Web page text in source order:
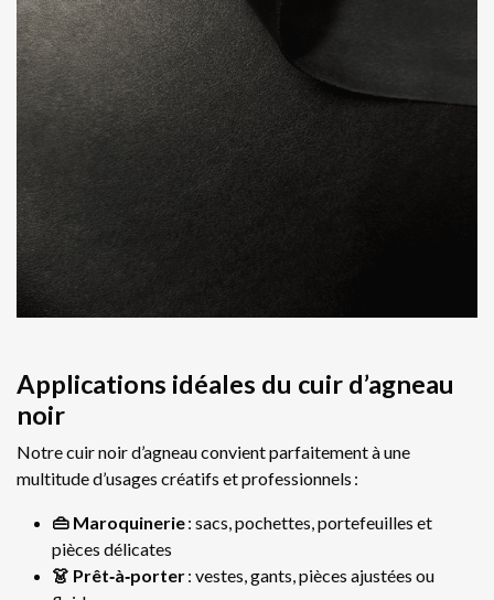
Applications idéales du cuir d’agneau
noir
Notre cuir noir d’agneau convient parfaitement à une
multitude d’usages créatifs et professionnels :
👜 Maroquinerie: sacs, pochettes, portefeuilles et
pièces délicates
👗 Prêt‑à‑porter: vestes, gants, pièces ajustées ou